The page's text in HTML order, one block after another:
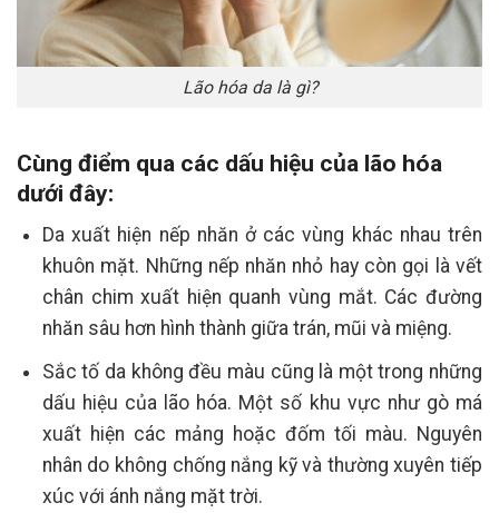
Lão hóa da là gì?
Cùng điểm qua các dấu hiệu của lão hóa
dưới đây:
Da xuất hiện nếp nhăn ở các vùng khác nhau trên
khuôn mặt. Những nếp nhăn nhỏ hay còn gọi là vết
chân chim xuất hiện quanh vùng mắt. Các đường
nhăn sâu hơn hình thành giữa trán, mũi và miệng.
Sắc tố da không đều màu cũng là một trong những
dấu hiệu của lão hóa. Một số khu vực như gò má
xuất hiện các mảng hoặc đốm tối màu. Nguyên
nhân do không chống nắng kỹ và thường xuyên tiếp
xúc với ánh nắng mặt trời.